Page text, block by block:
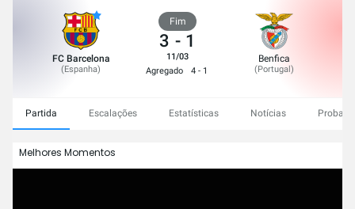
FC Barcelona
( Espanha)
Fim
3 - 1
11/03
Agregado
4 - 1
Benfica
(Portugal )
Partida Escalações Estatísticas Notícias
Melhores Momentos